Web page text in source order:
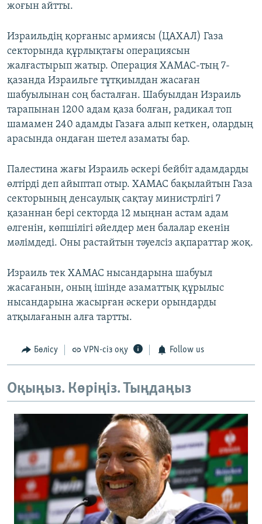
жоғын айтты.
Израильдің қорғаныс армиясы (ЦАХАЛ) Газа
секторында құрлықтағы операциясын
жалғастырып жатыр. Операция ХАМАС-тың 7-
қазанда Израильге тұтқиылдан жасаған
шабуылынан соң басталған. Шабуылдан Израиль
тарапынан 1200 адам қаза болған, радикал топ
шамамен 240 адамды Газаға алып кеткен, олардың
арасында ондаған шетел азаматы бар.
Палестина жағы Израиль әскері бейбіт адамдарды
өлтірді деп айыптап отыр. ХАМАС бақылайтын Газа
секторының денсаулық сақтау министрлігі 7
қазаннан бері секторда 12 мыңнан астам адам
өлгенін, көпшілігі әйелдер мен балалар екенін
мәлімдеді. Оны растайтын тәуелсіз ақпараттар жоқ.
Израиль тек ХАМАС нысандарына шабуыл
жасағанын, оның ішінде азаматтық құрылыс
нысандарына жасырған әскери орындарды
атқылағанын алға тартты.
Бөлісу VPN-сіз оқу Follow us
Оқыңыз. Көріңіз. Тыңдаңыз